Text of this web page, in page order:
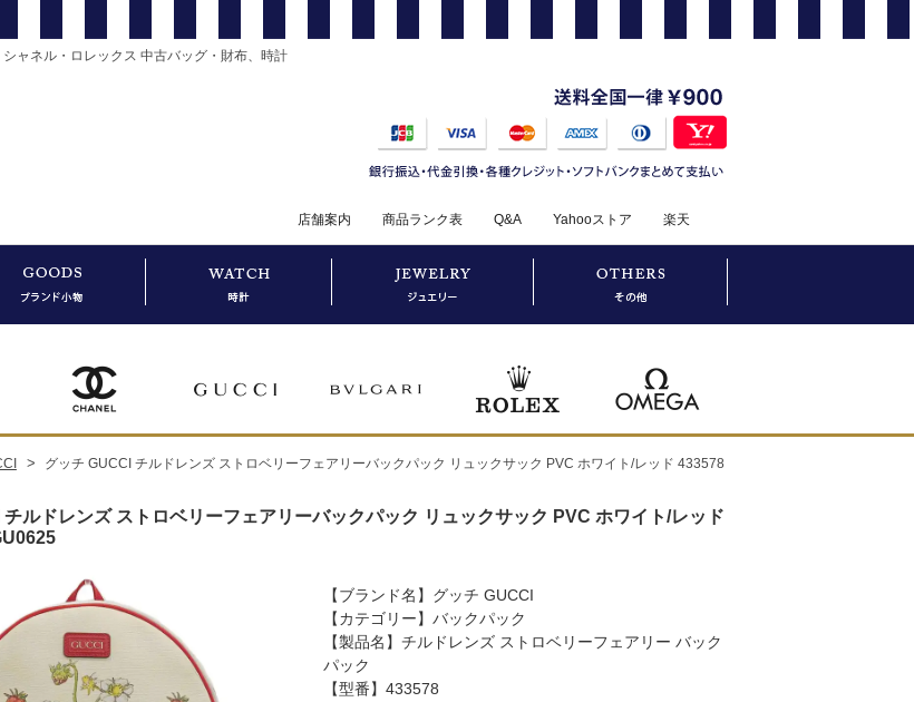
ャネル・ロレックス 中古バッグ・財布、時計
店舗案内 商品ランク表 Q&A Yahooストア 楽天
>
グッチ GUCCI チルドレンズ ストロベリーフェアリーバックパック リュックサック PVC ホワイト/レッド 433578
ルドレンズ ストロベリーフェアリーバックパック リュックサック PVC ホワイト/レッド
【ブランド名】グッチ GUCCI
【カテゴリー】バックパック
【製品名】チルドレンズ ストロベリーフェアリー バック
パック
【型番】433578